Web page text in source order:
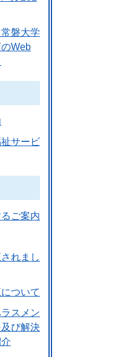
磐大学
Web
祉サービ
ご案内
れまし
ついて
スメン
び解決